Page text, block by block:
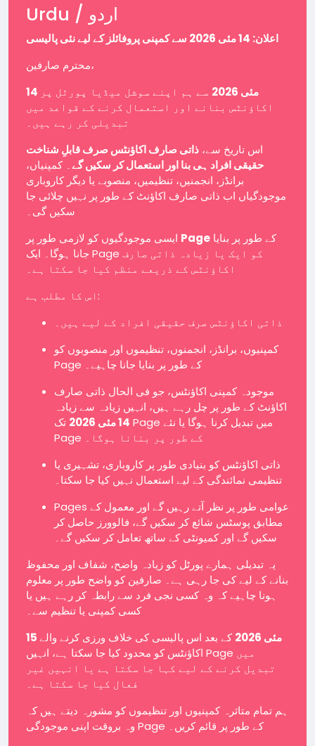
Urdu / اردو
اعلان: 14 مئی 2026 سے کمپنی پروفائلز کے لیے نئی پالیسی
محترم صارفین،
14 مئی 2026
سے ہم اپنے سوشل میڈیا پورٹل پر
اکاؤنٹس بنانے اور استعمال کرنے کے قواعد میں
تبدیلی کر رہے ہیں۔
اس تاریخ سے، ذاتی صارف اکاؤنٹس صرف قابلِ شناخت
حقیقی افراد ہی بنا اور استعمال کر سکیں گے۔ کمپنیاں،
برانڈز، انجمنیں، تنظیمیں، منصوبے یا دیگر کاروباری
موجودگیاں اب ذاتی صارف اکاؤنٹ کے طور پر نہیں چلائی جا
سکیں گی۔
Page
جانا ہوگا۔ ایک Page کو ایک یا زیادہ ذاتی صارف
اکاؤنٹس کے ذریعے منظم کیا جا سکتا ہے۔
اس کا مطلب ہے:
ذاتی اکاؤنٹس صرف حقیقی افراد کے لیے ہیں۔
کمپنیوں، برانڈز، انجمنوں، تنظیموں اور منصوبوں کو
Page کے طور پر بنایا جانا چاہیے۔
موجودہ کمپنی اکاؤنٹس، جو فی الحال ذاتی صارف
اکاؤنٹ کے طور پر چل رہے ہیں، انہیں زیادہ سے زیادہ
14 مئی 2026
تک Page میں تبدیل کرنا ہوگا یا نئے
Page کے طور پر بنانا ہوگا۔
ذاتی اکاؤنٹس کو بنیادی طور پر کاروباری، تشہیری یا
تنظیمی نمائندگی کے لیے استعمال نہیں کیا جا سکتا۔
Pages عوامی طور پر نظر آتے رہیں گے اور معمول کے
مطابق پوسٹس شائع کر سکیں گے، فالوورز حاصل کر
سکیں گے اور کمیونٹی کے ساتھ تعامل کر سکیں گے۔
یہ تبدیلی ہمارے پورٹل کو زیادہ واضح، شفاف اور محفوظ
بنانے کے لیے کی جا رہی ہے۔ صارفین کو واضح طور پر معلوم
ہونا چاہیے کہ وہ کسی نجی فرد سے رابطہ کر رہے ہیں یا
کسی کمپنی یا تنظیم سے۔
15 مئی 2026
کے بعد اس پالیسی کی خلاف ورزی کرنے والے
اکاؤنٹس کو محدود کیا جا سکتا ہے، انہیں Page میں
تبدیل کرنے کے لیے کہا جا سکتا ہے یا انہیں غیر
فعال کیا جا سکتا ہے۔
ہم تمام متاثرہ کمپنیوں اور تنظیموں کو مشورہ دیتے ہیں کہ
وہ بروقت اپنی موجودگی Page کے طور پر قائم کریں۔